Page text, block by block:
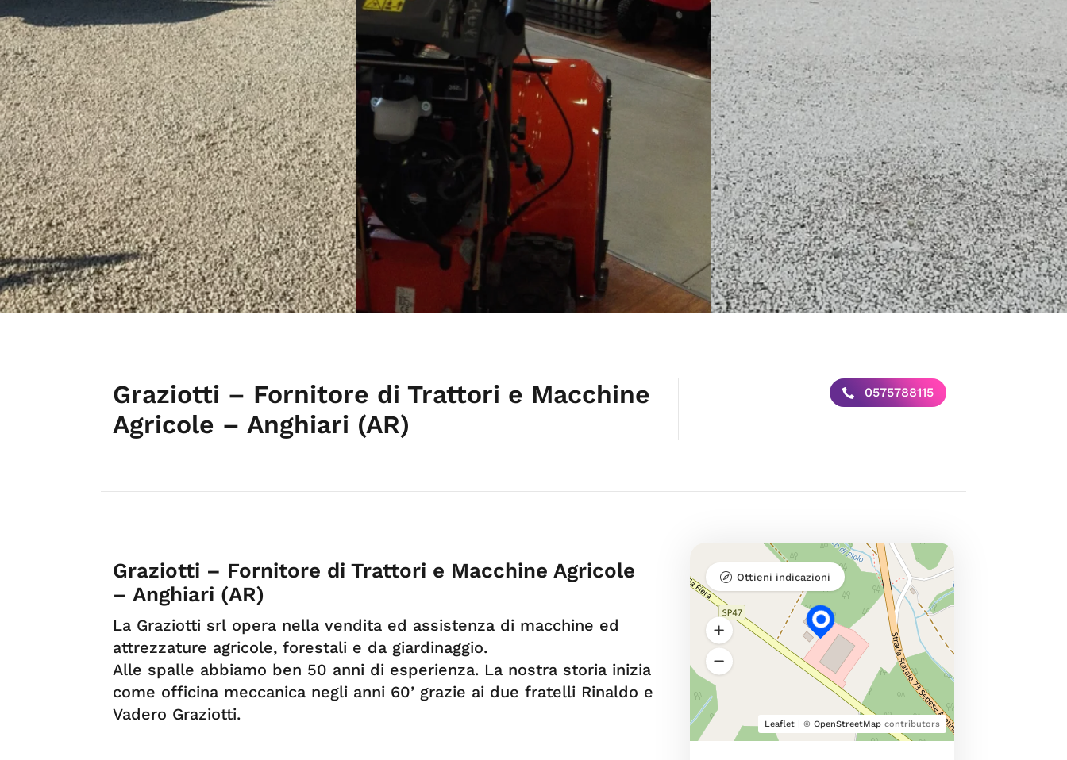
Graziotti – Fornitore di Trattori e Macchine
Agricole – Anghiari (AR)
0575788115
Graziotti – Fornitore di Trattori e Macchine Agricole
– Anghiari (AR)
La Graziotti srl opera nella vendita ed assistenza di macchine ed
attrezzature agricole, forestali e da giardinaggio.
Alle spalle abbiamo ben 50 anni di esperienza. La nostra storia inizia
come officina meccanica negli anni 60’ grazie ai due fratelli Rinaldo e
Vadero Graziotti.
Leaflet| © OpenStreetMapcontributors
Ottieni indicazioni